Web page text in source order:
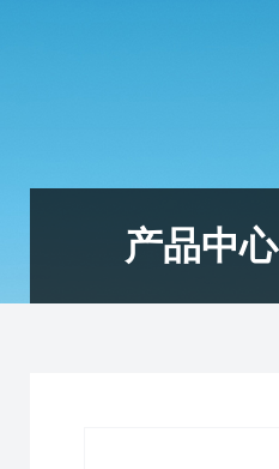
产品中心